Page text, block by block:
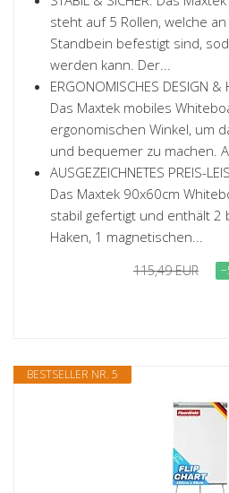
steht auf 5 Rollen, welche
Standbein befestigt sind,
werden kann. Der...
ERGONOMISCHES DESIGN &
Das Maxtek mobiles
ergonomischen Winkel, um
und bequemer zu machen.
AUSGEZEICHNETES PREIS-
Das Maxtek 90x60cm
stabil gefertigt und enthält 2
Haken, 1 magnetischen...
115,49 EUR
BESTSELLER NR. 5